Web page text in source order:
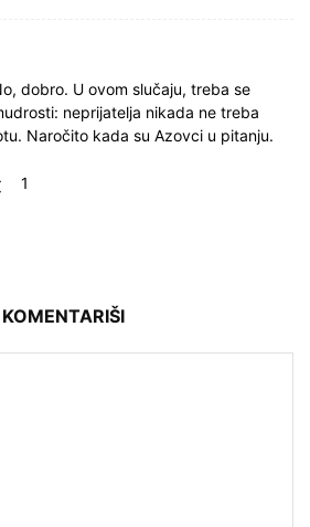
dobro. U ovom slučaju, treba se
neprijatelja nikada ne treba
Naročito kada su Azovci u pitanju.
1
KOMENTARIŠI